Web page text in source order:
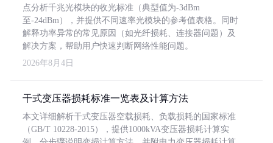
点分析千兆光模块的收光标准（典型值为-3dBm
至-24dBm），并提供不同速率光模块的参考值表格。同时
解释功率异常的常见原因（如光纤损耗、连接器问题）及
解决方案，帮助用户快速判断网络性能问题。
2026年8月4日
干式变压器损耗标准一览表及计算方法
本文详细解析干式变压器空载损耗、负载损耗的国家标准
（GB/T 10228-2015），提供1000kVA变压器损耗计算实